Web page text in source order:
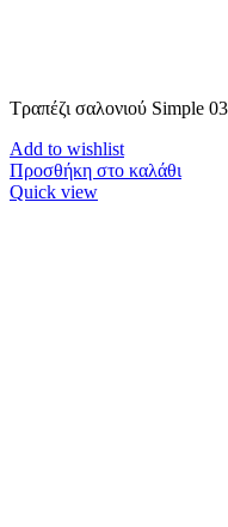
Τραπέζι σαλονιού Simple
Add to wishlist
Προσθήκη στο καλάθι
Quick view